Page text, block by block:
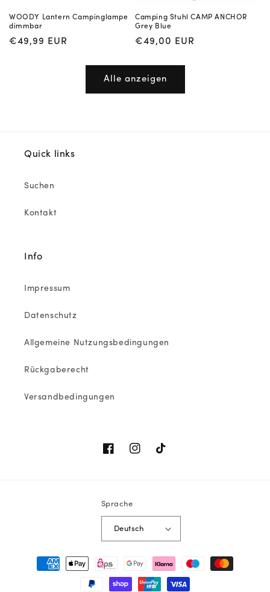
WOODY Lantern Campinglampe
dimmbar
Normaler
€49,99 EUR
Camping Stuhl CAMP ANCHOR
Grey Blue
Normaler
€49,00 EUR
Alle anzeigen
Quick links
Suchen
Kontakt
Info
Impressum
Datenschutz
Allgemeine Nutzungsbedingungen
Rückgaberecht
Versandbedingungen
FacebookInstagram
TikTok
Sprache
Deutsch
Zahlungsmethoden